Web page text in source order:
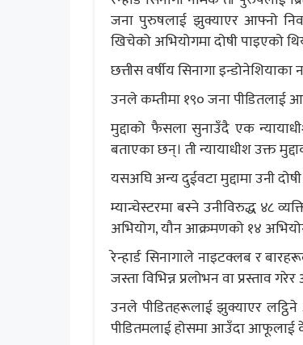
जना पुरुषलाई झुक्याएर आफ्नो
खिचेको अभियोगमा दोषी पाइएको
छत्तीस वर्षीय सिनागा
उनले कम्तीमा १९० जना पीडितलाई
मुद्दाको फैसला सुनाउँदै एक
बताएका छन्। ती न्यायाधीश उक्त
यसअघि अन्य दुईवटा मुद्दामा उनी
म्यान्चेस्टरमा बस्ने उनीविरुद्ध ४८
अभियोग, यौन आक्रमणको १४
रेन्हार्ड सिनागाले नाइटक्लब र
जस्ता विभिन्न प्रलोभन वा प्रस्ताव
उनले पीडितहरूलाई झुक्याएर
पीडितमलाई होसमा आउँदा आफूलाई